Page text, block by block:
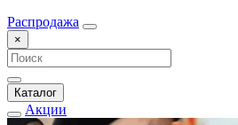
Распродажа
×
Каталог
Акции